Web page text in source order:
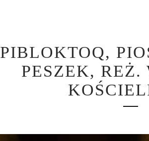
PIBLOKTOQ,
PESZEK, REŻ.